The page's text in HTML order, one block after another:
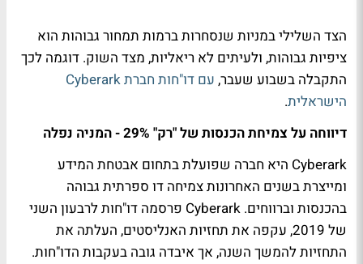
הצד השלילי במניות שנסחרות ברמות תמחור גבוהות הוא
ציפיות גבוהות, ולעיתים לא ריאליות, מצד השוק. דוגמה לכך
התקבלה בשבוע שעבר,
עם דו"חות חברת Cyberark
הישראלית.
דיווחה על צמיחת הכנסות של "רק" 29% - המניה נפלה
Cyberark היא חברה שפועלת בתחום אבטחת המידע
ומייצרת בשנים האחרונות צמיחה דו ספרתית גבוהה
בהכנסות וברווחים. Cyberark פרסמה דו"חות לרבעון השני
של 2019, עקפה את תחזיות האנליסטים, העלתה את
התחזיות להמשך השנה, אך איבדה גובה בעקבות הדו"חות.